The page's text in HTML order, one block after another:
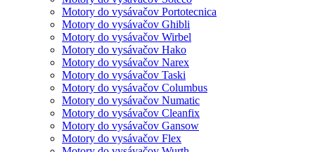
Motory do vysávačov Portotecnica
Motory do vysávačov Ghibli
Motory do vysávačov Wirbel
Motory do vysávačov Hako
Motory do vysávačov Narex
Motory do vysávačov Taski
Motory do vysávačov Columbus
Motory do vysávačov Numatic
Motory do vysávačov Cleanfix
Motory do vysávačov Gansow
Motory do vysávačov Flex